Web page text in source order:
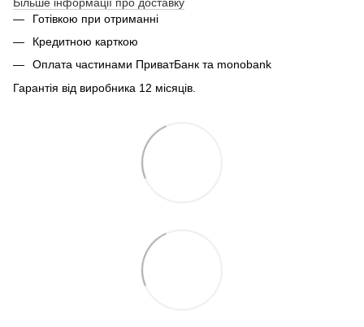
Готівкою при отриманні
Кредитною карткою
Оплата частинами ПриватБанк та monobank
Гарантія від виробника 12 місяців.